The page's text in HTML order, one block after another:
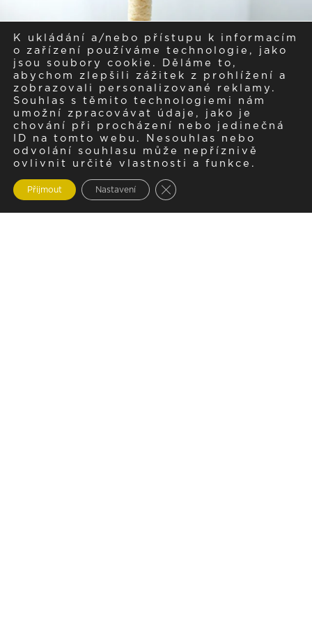
K ukládání a/nebo přístupu k informacím
o zařízení používáme technologie, jako
jsou soubory cookie. Děláme to,
abychom zlepšili zážitek z prohlížení a
zobrazovali personalizované reklamy.
Souhlas s těmito technologiemi nám
umožní zpracovávat údaje, jako je
chování při procházení nebo jedinečná
ID na tomto webu. Nesouhlas nebo
odvolání souhlasu může nepříznivě
ovlivnit určité vlastnosti a funkce.
Přijmout Nastavení Zavřít cookie lištu GDPR